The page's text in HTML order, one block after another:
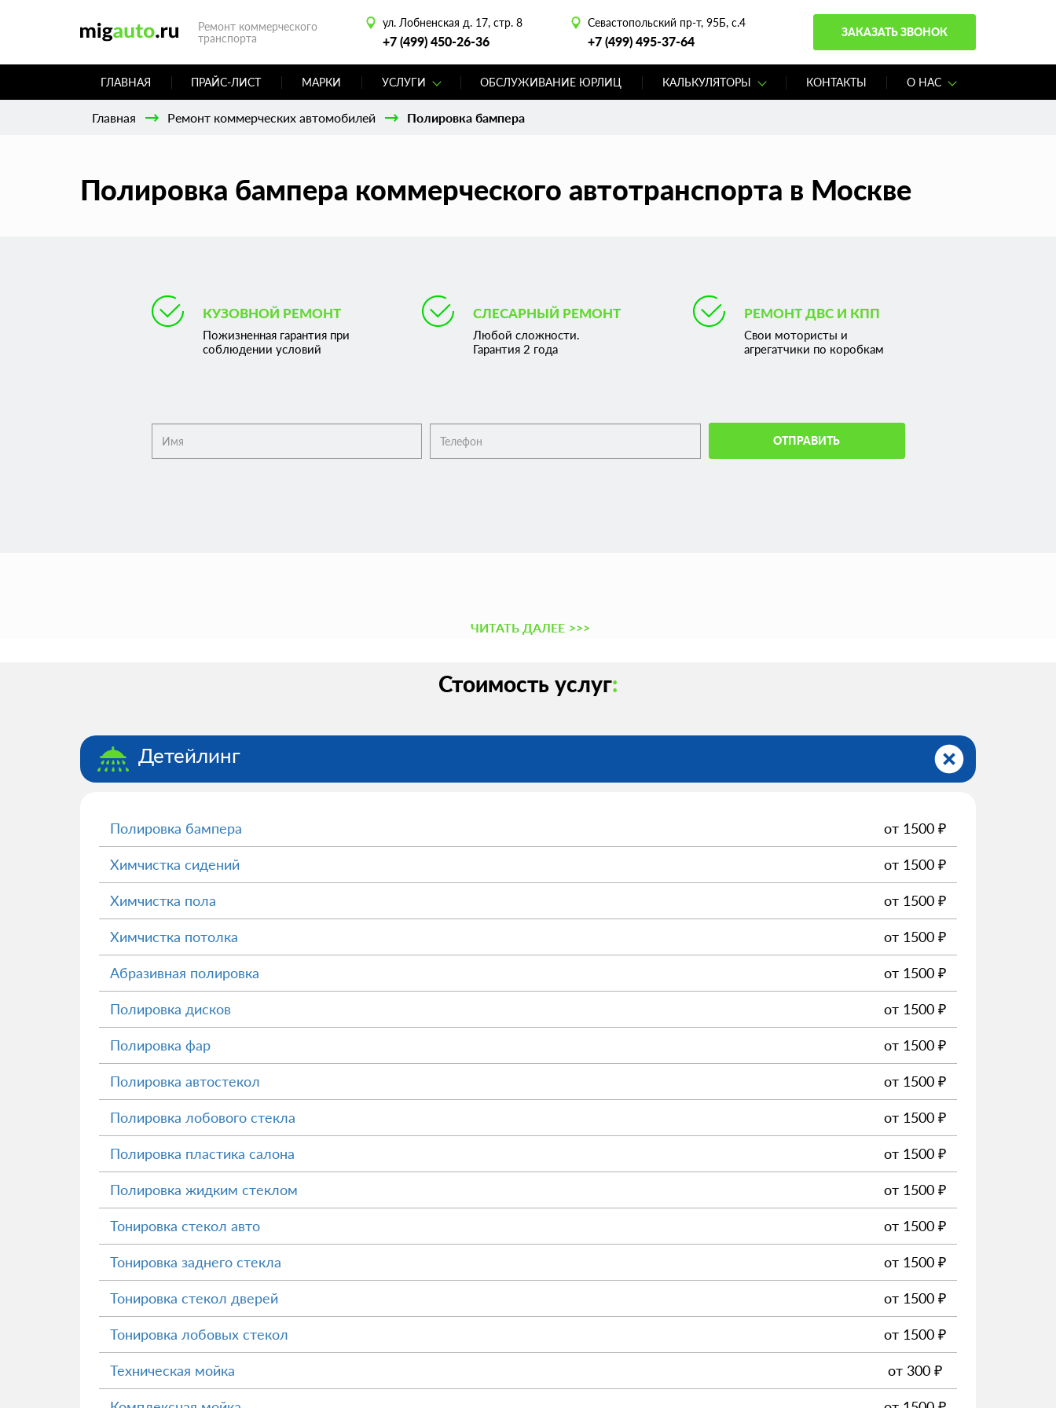
Ремонт коммерческого
транспорта
ул. Лобненская д. 17, стр. 8
+7 (499) 450-26-36
Севастопольский пр-т, 95Б, с.4
+7 (499) 495-37-64
ЗАКАЗАТЬ ЗВОНОК
ГЛАВНАЯ ПРАЙС-ЛИСТ МАРКИ УСЛУГИ ОБСЛУЖИВАНИЕ ЮРЛИЦ КАЛЬКУЛЯТОРЫ КОНТАКТЫ О НАС
Главная Ремонт коммерческих автомобилей Полировка бампера
Полировка бампера коммерческого автотранспорта в Москве
КУЗОВНОЙ РЕМОНТ
Пожизненная гарантия при
соблюдении условий
СЛЕСАРНЫЙ РЕМОНТ
Любой сложности.
Гарантия 2 года
РЕМОНТ ДВС И КПП
Свои мотористы и
агрегатчики по коробкам
ОТПРАВИТЬ
ЧИТАТЬ ДАЛЕЕ >>>
Стоимость услуг:
Детейлинг
Полировка бампера от 1500 ₽
Химчистка сидений от 1500 ₽
Химчистка пола от 1500 ₽
Химчистка потолка от 1500 ₽
Абразивная полировка от 1500 ₽
Полировка дисков от 1500 ₽
Полировка фар от 1500 ₽
Полировка автостекол от 1500 ₽
Полировка лобового стекла от 1500 ₽
Полировка пластика салона от 1500 ₽
Полировка жидким стеклом от 1500 ₽
Тонировка стекол авто от 1500 ₽
Тонировка заднего стекла от 1500 ₽
Тонировка стекол дверей от 1500 ₽
Тонировка лобовых стекол от 1500 ₽
Техническая мойка от 300 ₽